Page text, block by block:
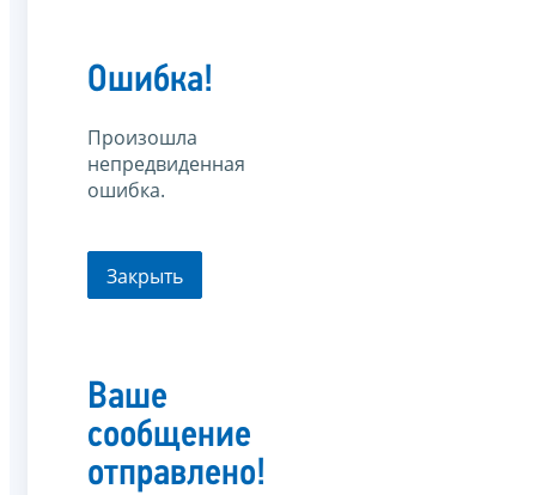
Ошибка!
Произошла
непредвиденная
ошибка.
Закрыть
Ваше
сообщение
отправлено!